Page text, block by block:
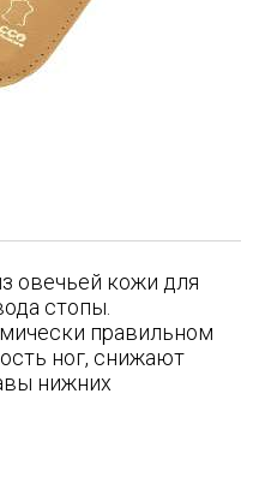
овечьей кожи для
стопы.
правильном
ног, снижают
нижних